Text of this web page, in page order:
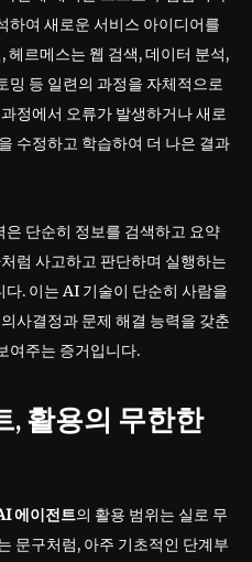
하여 새로운 서비스 아이디어를
헤르메스는 웹 검색, 데이터 분석,
밍 등 일련의 과정을 자체적으로
정에서 오류가 발생하거나 새로
수정하고 학습하여 더 나은 결과
단순히 정보를 검색하고 요약
럼 사고하고 판단하며 실행하는
. 이는 AI 기술이 단순히 사람을
사결정과 문제 해결 능력을 갖춘
여주는 증거입니다.
, 활용의 무한한
에이전트의 활용 범위는 실로 무
문구처럼, 아주 기초적인 단계부